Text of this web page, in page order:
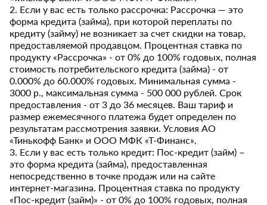
2. Если у вас есть только рассрочка: Рассрочка — это
форма кредита (займа), при которой переплаты по
кредиту (займу) не возникает за счет скидки на товар,
предоставляемой продавцом. Процентная ставка по
продукту «Рассрочка» - от 0% до 100% годовых, полная
стоимость потребительского кредита (займа) - от
0.000% до 60.000% годовых. Минимальная сумма -
3000 р., максимальная сумма - 500 000 рублей. Срок
предоставления - от 3 до 36 месяцев. Ваш тариф и
размер ежемесячного платежа будет определен по
результатам рассмотрения заявки. Условия АО
«Тинькофф Банк» и ООО МФК «Т-Финанс».
3. Если у вас есть только кредит: Пос-кредит (займ) –
это форма кредита (займа), предоставленная
непосредственно в точке продаж или на сайте
интернет-магазина. Процентная ставка по продукту
«Пос-кредит (займ)» - от 0% до 100% годовых, полная